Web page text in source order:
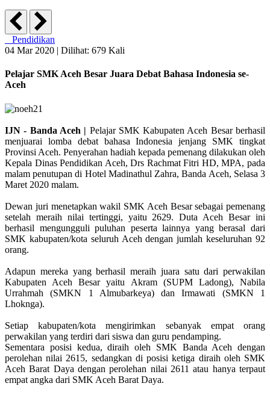
Pendidikan
04 Mar 2020 | Dilihat: 679 Kali
Pelajar SMK Aceh Besar Juara Debat Bahasa Indonesia se-
Aceh
IJN - Banda Aceh | Pelajar SMK Kabupaten Aceh Besar berhasil
menjuarai lomba debat bahasa Indonesia jenjang SMK tingkat
Provinsi Aceh. Penyerahan hadiah kepada pemenang dilakukan oleh
Kepala Dinas Pendidikan Aceh, Drs Rachmat Fitri HD, MPA, pada
malam penutupan di Hotel Madinathul Zahra, Banda Aceh, Selasa 3
Maret 2020 malam.
Dewan juri menetapkan wakil SMK Aceh Besar sebagai pemenang
setelah meraih nilai tertinggi, yaitu 2629. Duta Aceh Besar ini
berhasil mengungguli puluhan peserta lainnya yang berasal dari
SMK kabupaten/kota seluruh Aceh dengan jumlah keseluruhan 92
orang.
Adapun mereka yang berhasil meraih juara satu dari perwakilan
Kabupaten Aceh Besar yaitu Akram (SUPM Ladong), Nabila
Urrahmah (SMKN 1 Almubarkeya) dan Irmawati (SMKN 1
Lhoknga).
Setiap kabupaten/kota mengirimkan sebanyak empat orang
perwakilan yang terdiri dari siswa dan guru pendamping.
Sementara posisi kedua, diraih oleh SMK Banda Aceh dengan
perolehan nilai 2615, sedangkan di posisi ketiga diraih oleh SMK
Aceh Barat Daya dengan perolehan nilai 2611 atau hanya terpaut
empat angka dari SMK Aceh Barat Daya.